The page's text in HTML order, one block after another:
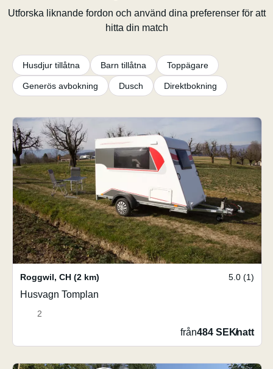
Utforska liknande fordon och använd dina preferenser för att
hitta din match
Husdjur tillåtna Barn tillåtna Toppägare
Generös avbokning Dusch Direktbokning
Roggwil, CH (2 km) 5.0 (1)
Husvagn Tomplan
2
från484 SEK/natt